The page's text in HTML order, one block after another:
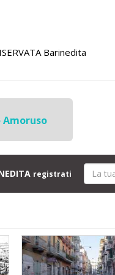
Barinedita
Amoruso
registrati